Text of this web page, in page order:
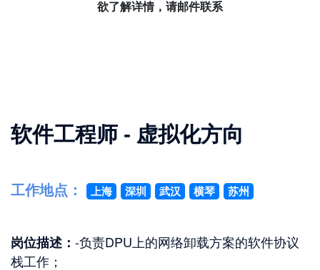
欲了解详情，请邮件联系
软件工程师 - 虚拟化方向
工作地点： 上海 深圳 武汉 横琴 苏州
岗位描述： -负责DPU上的网络卸载方案的软件协议